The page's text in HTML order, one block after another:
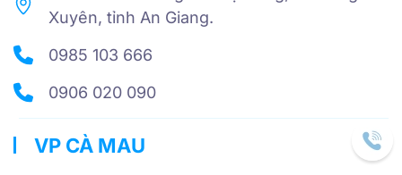
Xuyên, tỉnh An Giang.
0985 103 666
0906 020 090
VP CÀ MAU